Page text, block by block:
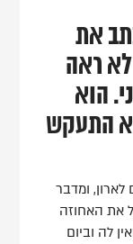
את
לא ראה
הוא
התעקש
לארון, ומדבר
את האחוזה
לה וביום